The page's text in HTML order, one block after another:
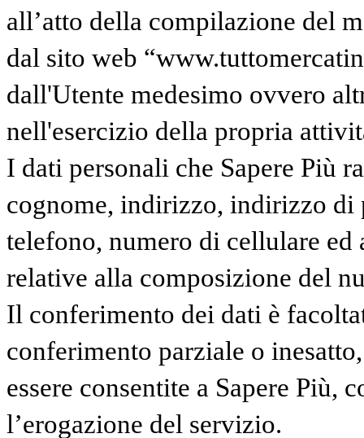
all’atto della compilazione del
dal sito web
dall'Utente medesimo ovvero
nell'esercizio della propria
I dati personali che Sapere Più
cognome, indirizzo, indirizzo di
telefono, numero di cellulare
relative alla composizione del
Il conferimento dei dati è
conferimento parziale o
essere consentite a Sapere Più,
l’erogazione del servizio.